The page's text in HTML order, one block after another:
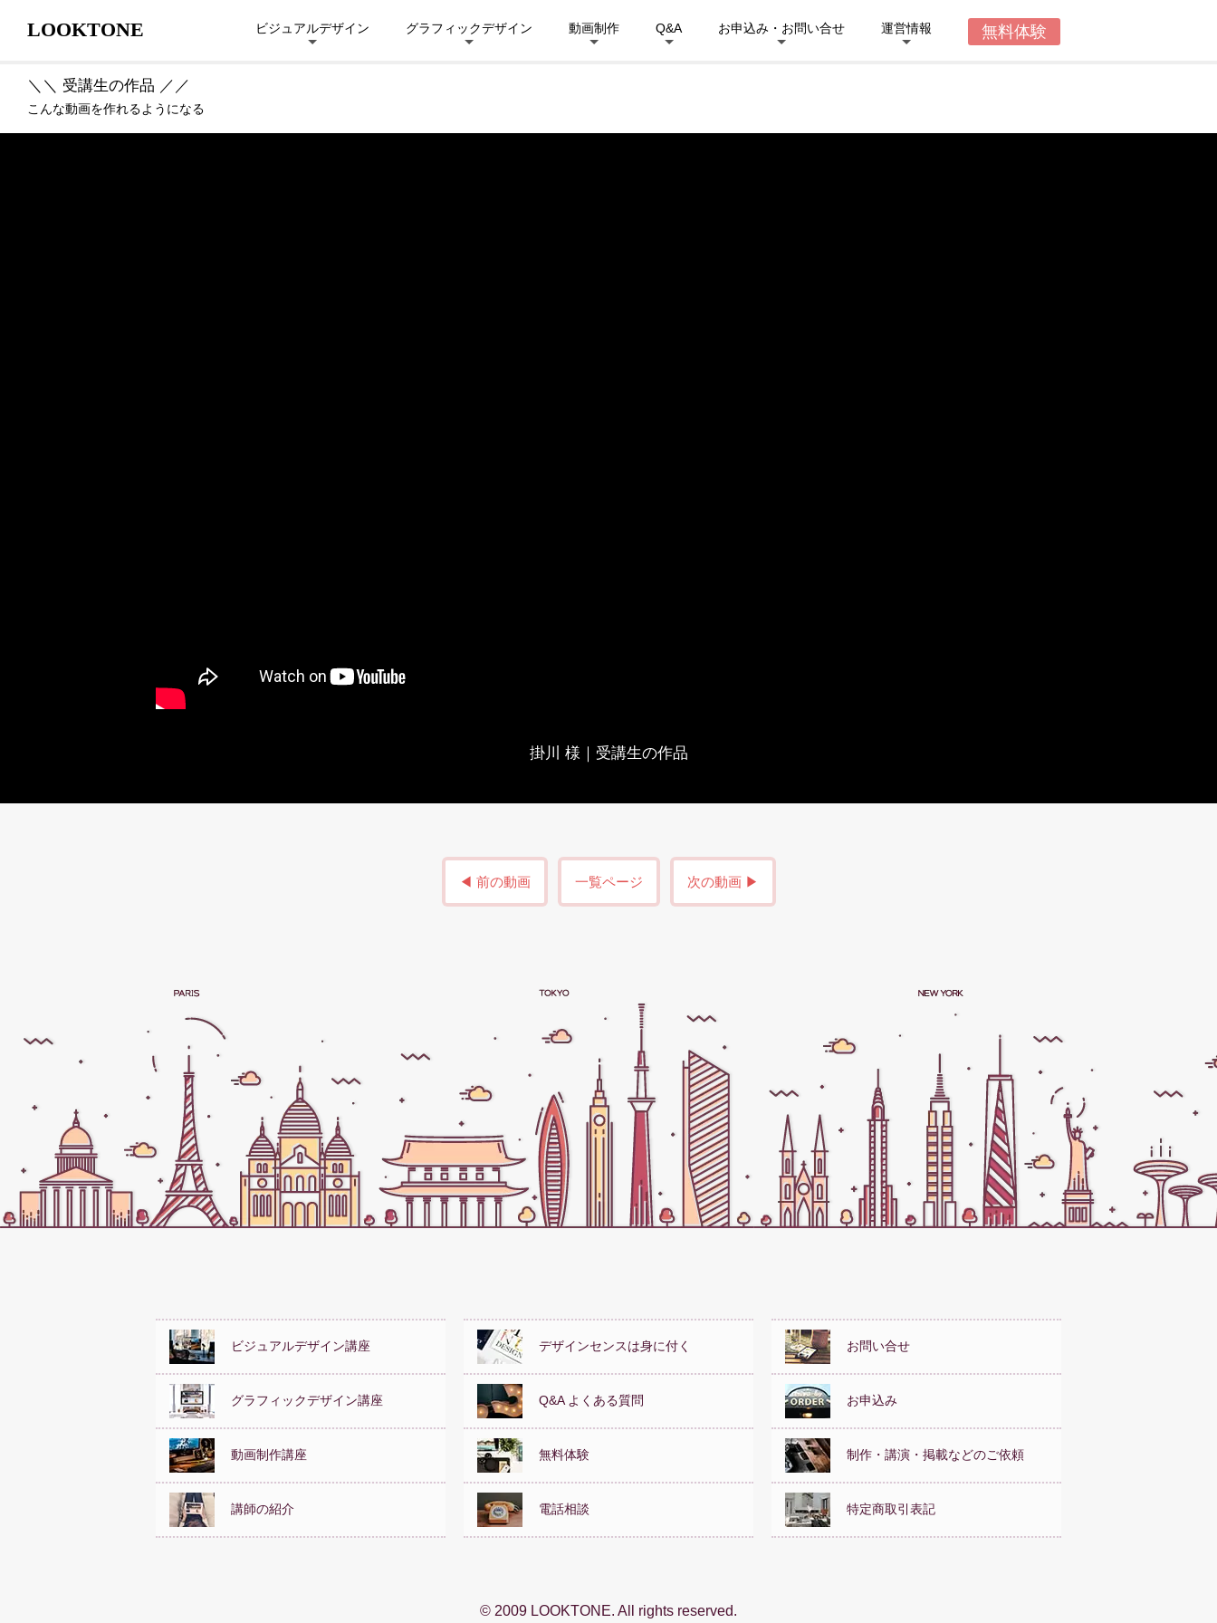
LOOKTONE ビジュアルデザイン グラフィックデザイン 動画制作 Q&A お申込み・お問い合せ 運営情報 無料体験
＼＼ 受講生の作品 ／／
こんな動画を作れるようになる
掛川 様｜受講生の作品
◀ 前の動画 一覧ページ 次の動画 ▶
ビジュアルデザイン講座
グラフィックデザイン講座
動画制作講座
講師の紹介
デザインセンスは身に付く
Q&A よくある質問
無料体験
電話相談
お問い合せ
お申込み
制作・講演・掲載などのご依頼
特定商取引表記
© 2009 LOOKTONE. All rights reserved.